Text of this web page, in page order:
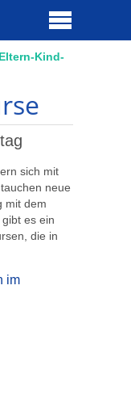
Eltern-Kind-
sich mit
neue
mit dem
es ein
die in